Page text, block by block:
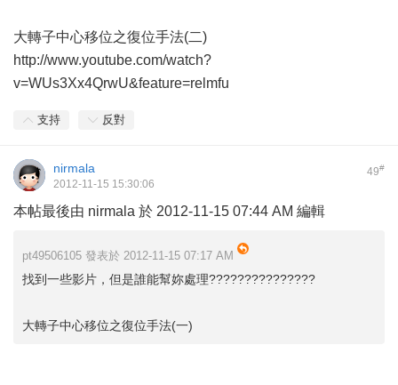
大轉子中心移位之復位手法(二)
http://www.youtube.com/watch?
v=WUs3Xx4QrwU&feature=relmfu
支持 反對
49#
nirmala
2012-11-15 15:30:06
本帖最後由 nirmala 於 2012-11-15 07:44 AM 編輯
pt49506105 發表於 2012-11-15 07:17 AM
找到一些影片，但是誰能幫妳處理???????????????
大轉子中心移位之復位手法(一)